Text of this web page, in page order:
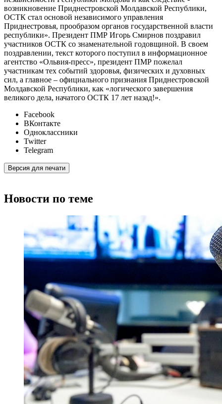
возникновение Приднестровской Молдавской Республики,
ОСТК стал основой независимого управления
Приднестровья, прообразом органов государственной власти
республики». Президент ПМР Игорь Смирнов поздравил
участников ОСТК со знаменательной годовщиной. В своем
поздравлении, текст которого поступил в информационное
агентство «Ольвия-пресс», президент ПМР пожелал
участникам тех событий здоровья, физических и духовных
сил, а главное – официального признания Приднестровской
Молдавской Республики, как «логического завершения
великого дела, начатого ОСТК 17 лет назад!».
Facebook
ВКонтакте
Одноклассники
Twitter
Telegram
Версия для печати
Новости по теме